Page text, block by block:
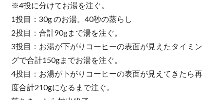
※4投に分けてお湯を注ぐ。
1投目：30g のお湯。40秒の蒸らし
2投目：合計90gまで湯を注ぐ。
3投目：お湯が下がりコーヒーの表面が見えたタイミン
グで合計150gまでお湯を注ぐ。
4投目：お湯が下がりコーヒーの表面が見えてきたら再
度合計210gになるまで注ぐ。